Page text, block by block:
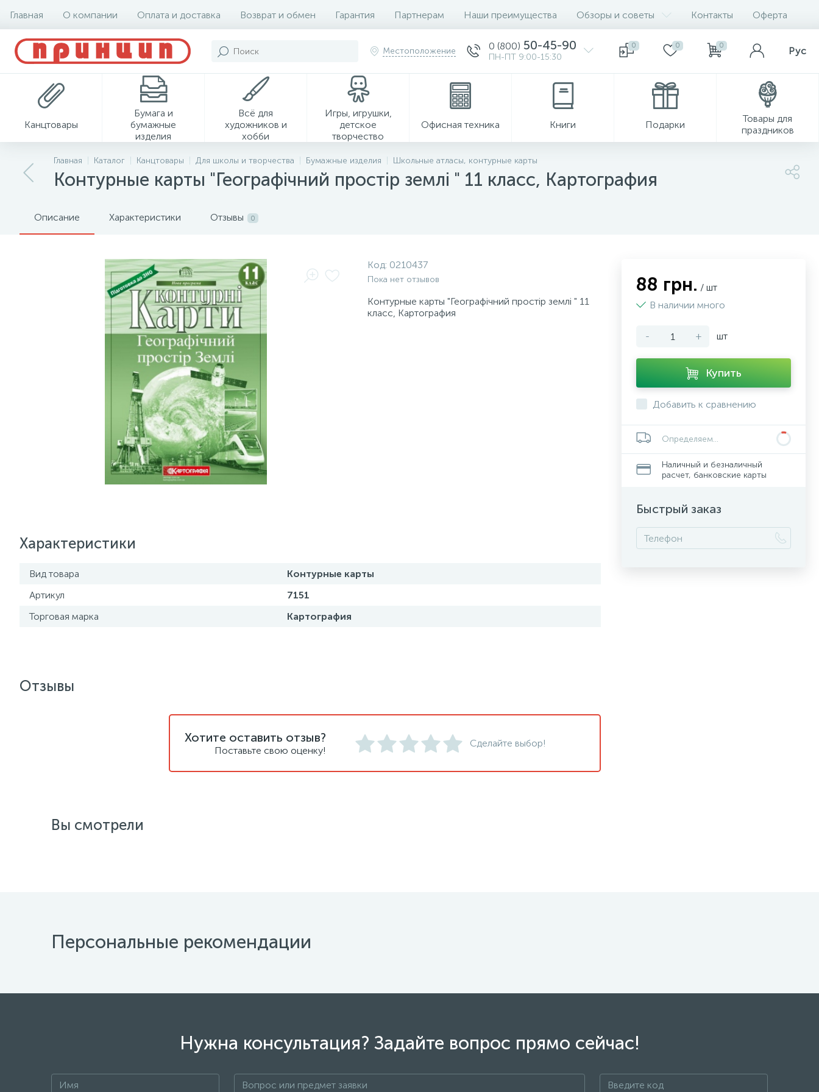
Главная О компании Оплата и доставка Возврат и обмен Гарантия Партнерам Наши преимущества Обзоры и советы Контакты Оферта
Местоположение 0 (800) 50-45-90
ПН-ПТ 9:00-15:30
0 0 0 Рус
Канцтовары
Бумага и
бумажные
изделия
Всё для
художников и
хобби
Игры, игрушки,
детское
творчество
Офисная техника Книги Подарки
Товары для
праздников
Хозтовары
Главная Каталог Канцтовары Для школы и творчества Бумажные изделия Школьные атласы, контурные карты
Контурные карты "Географічний простір землі " 11 класс, Картография
Описание Характеристики Отзывы 0
Код: 0210437
Пока нет отзывов
Контурные карты "Географічний простір землі " 11
класс, Картография
Характеристики
Вид товара
Контурные карты
Артикул
7151
Торговая марка
Картография
88 грн. / шт
В наличии много
- + шт
Купить
Добавить к сравнению
Определяем...
Наличный и безналичный
расчет, банковские карты
Быстрый заказ
Отзывы
Хотите оставить отзыв?
Поставьте свою оценку!
Сделайте выбор!
Вы смотрели
Персональные рекомендации
Нужна консультация? Задайте вопрос прямо сейчас!